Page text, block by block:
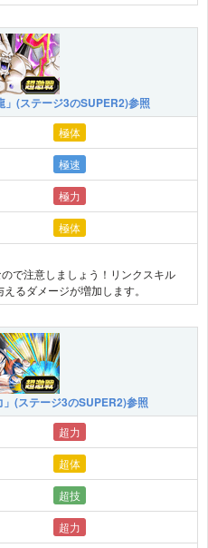
(ステージ3のSUPER2)参照
極体
極速
極力
極体
で注意しましょう！リンクスキル
るダメージが増加します。
(ステージ3のSUPER2)参照
超力
超体
超技
超力